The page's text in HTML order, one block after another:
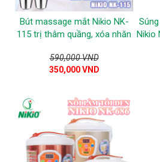
Bút massage mắt Nikio NK-
115 trị thâm quầng, xóa nhăn
590,000 VND
350,000 VND
Nikio